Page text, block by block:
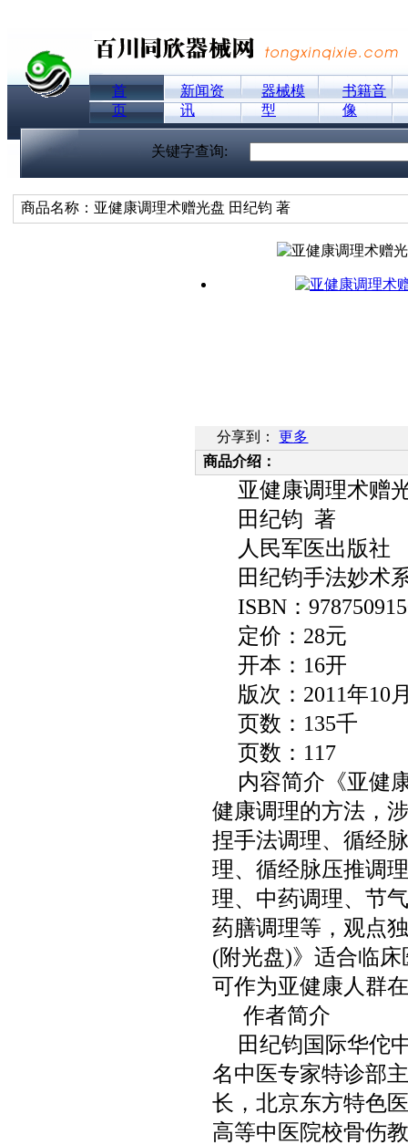
首
页
新闻资
讯
器械模
型
书籍音
像
关键字查询:
商品名称：亚健康调理术赠光盘 田纪钧 著
分享到：
更多
商品介绍：
亚健康调理术赠
田纪钧 著
人民军医出版社
田纪钧手法妙术
ISBN ：
定价： 28元
开本： 16开
版次： 2011年10
页数： 135千
页数： 117
内容简介《亚健
健康调理的方法，
捏手法调理、循经
理、循经脉压推调
理、中药调理、节
药膳调理等，观点
(附光盘)》适合临
可作为亚健康人群
作者简介
田纪钧国际华佗
名中医专家特诊部
长，北京东方特色
高等中医院校骨伤